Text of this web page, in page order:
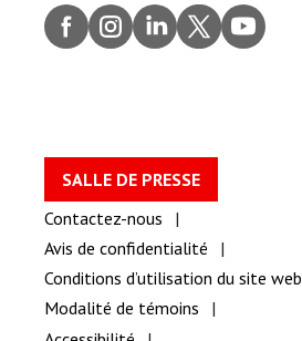
Faceb
ook
Insta
gram
Linke
dIn
Twitt
er
youtu
be
SALLE DE PRESSE
Contactez-nous
Avis de confidentialité
Conditions d’utilisation du site web
Modalité de témoins